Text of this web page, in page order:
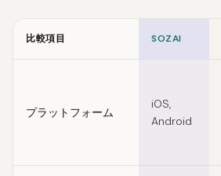
比較項目 SOZAI
プラットフォーム
iOS,
Android